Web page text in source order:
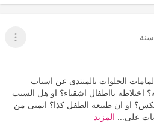
عرض
الحلوات بالمنتدى عن اسباب
اختلاطه بااطفال اشقياء؟ او هل السبب
او ان طبيعة الطفل كذا؟ اتمنى من
على... المزيد